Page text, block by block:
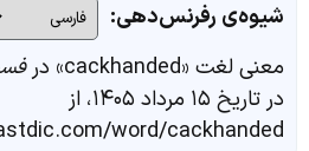
شیوه‌ی رفرنس‌دهی:
معنی لغت «cackhanded» در
در تاریخ ۱۵ مرداد ۱۴۰۵، از
word/cackhanded